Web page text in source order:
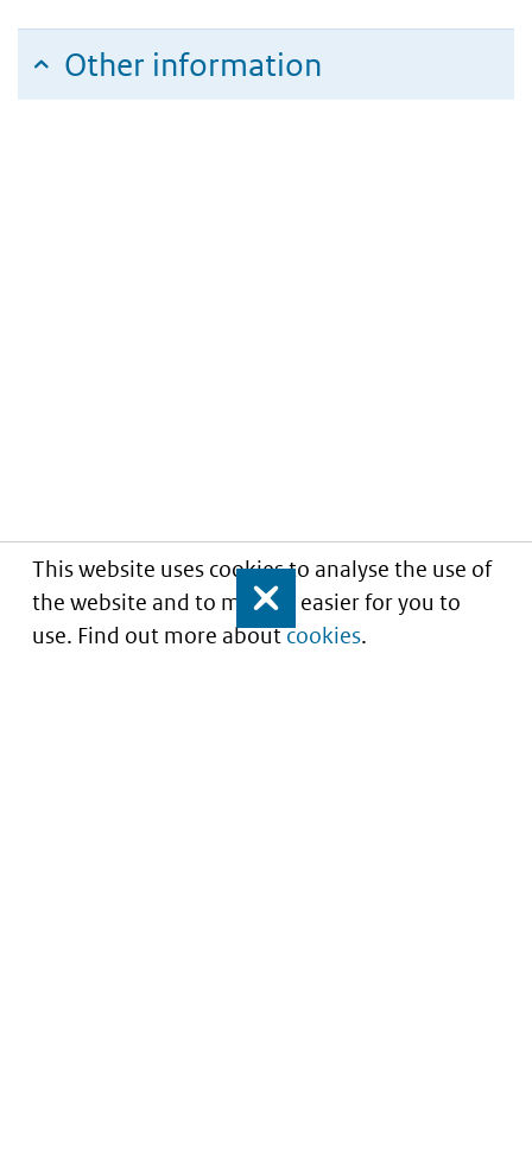
This website uses cookies to analyse the use of
the website and to make it easier for you to
use. Find out more aboutcookies.
Close
Other information